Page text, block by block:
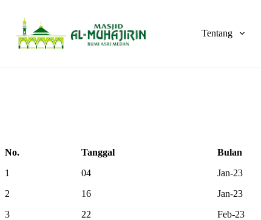
content
Tentang
No. Tanggal Bulan
No.
Tanggal Bulan
1 04 Jan-23
2
16 Jan-23
3
22 Feb-23